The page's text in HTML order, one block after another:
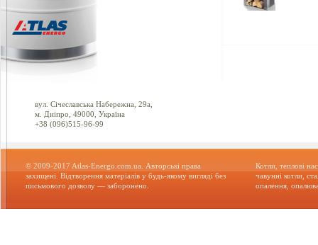
© 2009-2017 Atlas-Energo.com.ua. Авторські права
захищені. Відтворення матеріалів у будь-якому вигляді без
письмового дозволу — заборонено.
Котли, теплові
чавунні котли,
опалення,
вул. Січеславська Набережна, 29а,
м. Дніпро, 49000, Україна
+38 (096)515-96-99